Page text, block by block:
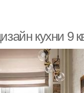
кухни 9